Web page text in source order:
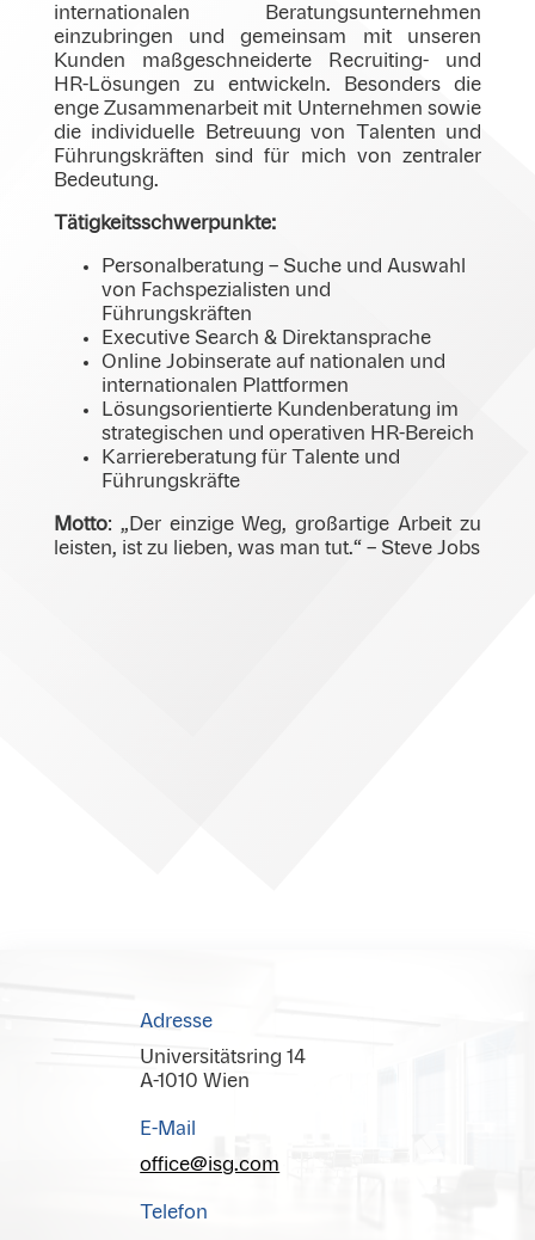
internationalen Beratungsunternehmen
einzubringen und gemeinsam mit unseren
Kunden maßgeschneiderte Recruiting- und
HR-Lösungen zu entwickeln. Besonders die
enge Zusammenarbeit mit Unternehmen sowie
die individuelle Betreuung von Talenten und
Führungskräften sind für mich von zentraler
Bedeutung.
Tätigkeitsschwerpunkte:
Personalberatung – Suche und Auswahl
von Fachspezialisten und
Führungskräften
Executive Search & Direktansprache
Online Jobinserate auf nationalen und
internationalen Plattformen
Lösungsorientierte Kundenberatung im
strategischen und operativen HR-Bereich
Karriereberatung für Talente und
Führungskräfte
Motto: „Der einzige Weg, großartige Arbeit zu
leisten, ist zu lieben, was man tut.“ – Steve Jobs
Adresse
Universitätsring 14
A-1010 Wien
E-Mail
office@isg.com
Telefon